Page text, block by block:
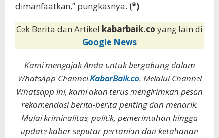
dimanfaatkan,” pungkasnya. (*)
Cek Berita dan Artikel kabarbaik.co yang lain di
Google News
Kami mengajak Anda untuk bergabung dalam
WhatsApp ChannelKabarBaik.co. Melalui Channel
Whatsapp ini, kami akan terus mengirimkan pesan
rekomendasi berita-berita penting dan menarik.
Mulai kriminalitas, politik, pemerintahan hingga
update kabar seputar pertanian dan ketahanan